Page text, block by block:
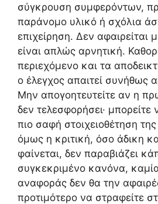
σύγκρουση συμφερόντων,
παράνομο υλικό ή σχόλια
επιχείρηση. Δεν αφαιρείται
είναι απλώς αρνητική.
περιεχόμενο και τα
ο έλεγχος απαιτεί συνήθως
Μην απογοητευτείτε αν η
δεν τελεσφορήσει·
πιο σαφή στοιχειοθέτηση
όμως η κριτική, όσο άδικη
φαίνεται, δεν παραβιάζει
συγκεκριμένο κανόνα,
αναφοράς δεν θα την
προτιμότερο να στραφείτε